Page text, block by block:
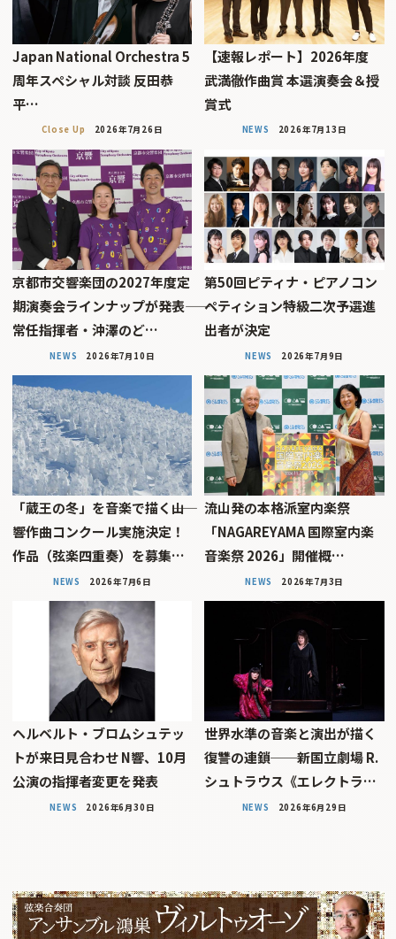
Japan National Orchestra 5
周年スペシャル対談 反田恭
平…
Close Up 2026年7月26日
【速報レポート】2026年度
武満徹作曲賞 本選演奏会＆授
賞式
NEWS 2026年7月13日
京都市交響楽団の2027年度定
期演奏会ラインナップが発表――
常任指揮者・沖澤のど…
NEWS 2026年7月10日
第50回ピティナ・ピアノコン
ペティション特級二次予選進
出者が決定
NEWS 2026年7月9日
「蔵王の冬」を音楽で描く――山
響作曲コンクール実施決定！
作品（弦楽四重奏）を募集…
NEWS 2026年7月6日
流山発の本格派室内楽祭
「NAGAREYAMA 国際室内楽
音楽祭 2026」開催概…
NEWS 2026年7月3日
ヘルベルト・ブロムシュテッ
トが来日見合わせ N響、10月
公演の指揮者変更を発表
NEWS 2026年6月30日
世界水準の音楽と演出が描く
復讐の連鎖──新国立劇場 R.
シュトラウス《エレクトラ…
NEWS 2026年6月29日